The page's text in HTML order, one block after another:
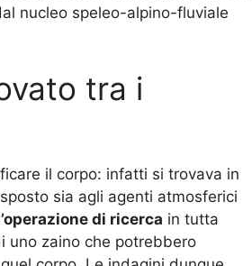
nucleo speleo-alpino-fluviale
tra i
il corpo: infatti si trovava in
sia agli agenti atmosferici
di ricerca in tutta
uno zaino che potrebbero